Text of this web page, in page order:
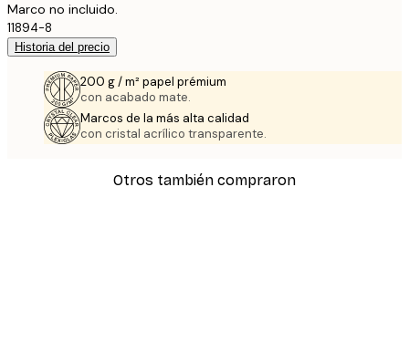
Marco no incluido.
11894-8
Historia del precio
200 g / m² papel prémium
con acabado mate.
Marcos de la más alta calidad
con cristal acrílico transparente.
Otros también compraron